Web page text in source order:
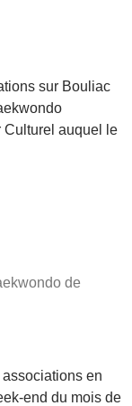
sur Bouliac
Culturel auquel le
de
en
end du mois de